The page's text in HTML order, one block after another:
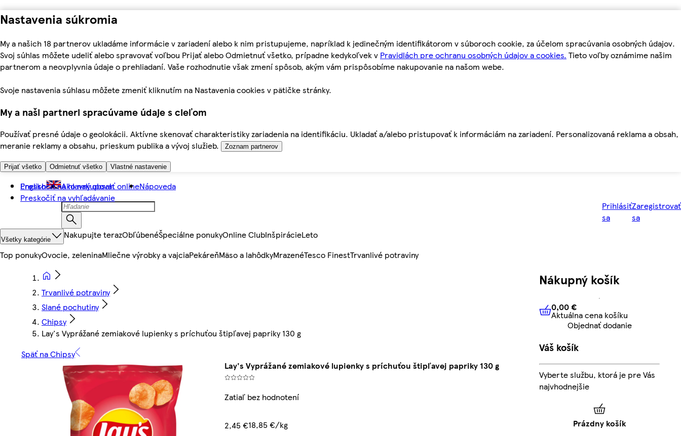
Nastavenia súkromia
My a našich 18 partnerov ukladáme informácie v zariadení alebo k nim pristupujeme, napríklad k jedinečným identifikátorom v súboroch cookie, za účelom spracúvania osobných údajov.
Svoj súhlas môžete udeliť alebo spravovať voľbou Prijať alebo Odmietnuť všetko, prípadne kedykoľvek v Pravidlách pre ochranu osobných údajov a cookies. Tieto voľby oznámime našim
partnerom a neovplyvnia údaje o prehliadaní. Vaše rozhodnutie však zmení spôsob, akým vám prispôsobíme nakupovanie na našom webe.
Svoje nastavenia súhlasu môžete zmeniť kliknutím na Nastavenia cookies v pätičke stránky.
My a naši partneri spracúvame údaje s cieľom
Používať presné údaje o geolokácii. Aktívne skenovať charakteristiky zariadenia na identifikáciu. Ukladať a/alebo pristupovať k informáciám na zariadení. Personalizovaná reklama a obsah,
meranie reklamy a obsahu, prieskum publika a vývoj služieb.
Zoznam partnerov
Prijať všetko Odmietnuť všetko Vlastné nastavenie
Preskočiť na hlavný obsah
Preskočiť na vyhľadávanie
English Ako nakupovať onlineNápoveda
Prihlásiť
sa
Zaregistrovať
sa
Všetky kategórie Nakupujte terazObľúbenéŠpeciálne ponukyOnline ClubInšpirácieLeto
Top ponukyOvocie, zeleninaMliečne výrobky a vajciaPekáreňMäso a lahôdkyMrazenéTesco FinestTrvanlivé potraviny
Trvanlivé potraviny
Slané pochutiny
Chipsy
Lay's Vyprážané zemiakové lupienky s príchuťou štipľavej papriky 130 g
Späť na Chipsy
Lay's Vyprážané zemiakové lupienky s príchuťou štipľavej papriky 130 g
Zatiaľ bez hodnotení
2,45 €18,85 €/kg
Nákupný košík
0,00 € Aktuálna cena košíku
0,00 €
Aktuálna cena košíku
Objednať dodanie
Váš košík
Vyberte službu, ktorá je pre Vás
najvhodnejšie
Prázdny košík